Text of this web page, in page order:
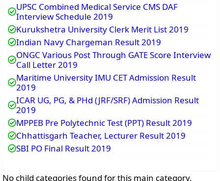
UPSC Combined Medical Service CMS DAF
Interview Schedule 2019
Kurukshetra University Clerk Merit List 2019
Indian Navy Chargeman Result 2019
ONGC Various Post Through GATE Score Interview
Call Letter 2019
Maritime University IMU CET Admission Result
2019
ICAR UG, PG, & PHd (JRF/SRF) Admission Result
2019
MPPEB Pre Polytechnic Test (PPT) Result 2019
Chhattisgarh Teacher, Lecturer Result 2019
SBI PO Final Result 2019
No child categories found for this main category.